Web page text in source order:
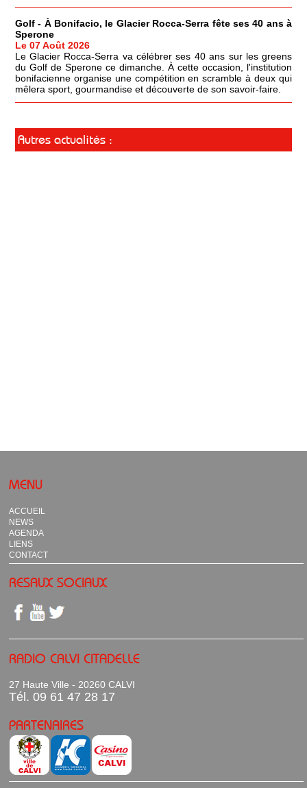
Golf - À Bonifacio, le Glacier Rocca-Serra fête ses 40 ans à
Sperone
Le 07 Août 2026
Le Glacier Rocca-Serra va célébrer ses 40 ans sur les greens
du Golf de Sperone ce dimanche. À cette occasion, l'institution
bonifacienne organise une compétition en scramble à deux qui
mêlera sport, gourmandise et découverte de son savoir-faire.
Autres actualités :
MENU
ACCUEIL
NEWS
AGENDA
LIENS
CONTACT
RESAUX SOCIAUX
RADIO CALVI CITADELLE
27 Haute Ville - 20260 CALVI
Tél. 09 61 47 28 17
PARTENAIRES